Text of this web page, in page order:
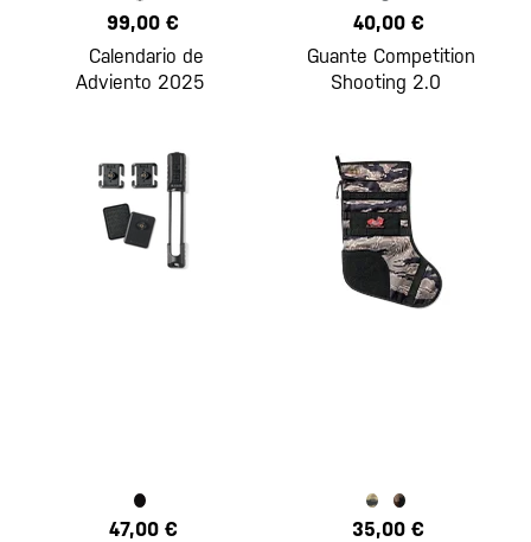
99,00 €
Calendario de
Adviento 2025
40,00 €
Guante Competition
Shooting 2.0
47,00 €
35,00 €